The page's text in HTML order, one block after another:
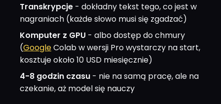
Transkrypcje - dokładny tekst tego, co jest w
nagraniach (każde słowo musi się zgadzać)
Komputer z GPU - albo dostęp do chmury
(GoogleColab w wersji Pro wystarczy na start,
kosztuje około 10 USD miesięcznie)
4-8 godzin czasu - nie na samą pracę, ale na
czekanie, aż model się nauczy